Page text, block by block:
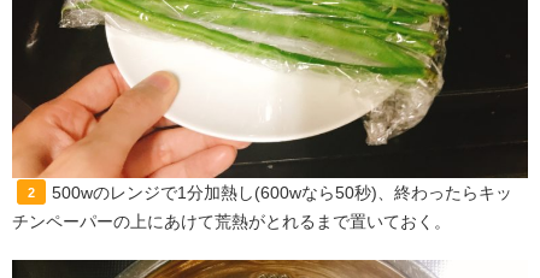
2
500wのレンジで1分加熱し(600wなら50秒)、終わったらキッ
チンペーパーの上にあけて荒熱がとれるまで置いておく。